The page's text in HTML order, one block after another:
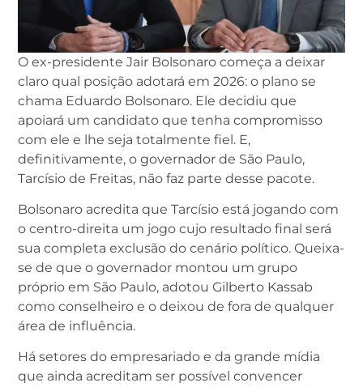
O ex-presidente Jair Bolsonaro começa a deixar
claro qual posição adotará em 2026: o plano se
chama Eduardo Bolsonaro. Ele decidiu que
apoiará um candidato que tenha compromisso
com ele e lhe seja totalmente fiel. E,
definitivamente, o governador de São Paulo,
Tarcísio de Freitas, não faz parte desse pacote.
Bolsonaro acredita que Tarcísio está jogando com
o centro-direita um jogo cujo resultado final será
sua completa exclusão do cenário político. Queixa-
se de que o governador montou um grupo
próprio em São Paulo, adotou Gilberto Kassab
como conselheiro e o deixou de fora de qualquer
área de influência.
Há setores do empresariado e da grande mídia
que ainda acreditam ser possível convencer